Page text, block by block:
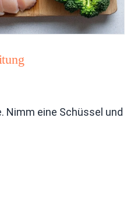
Nimm eine Schüssel und